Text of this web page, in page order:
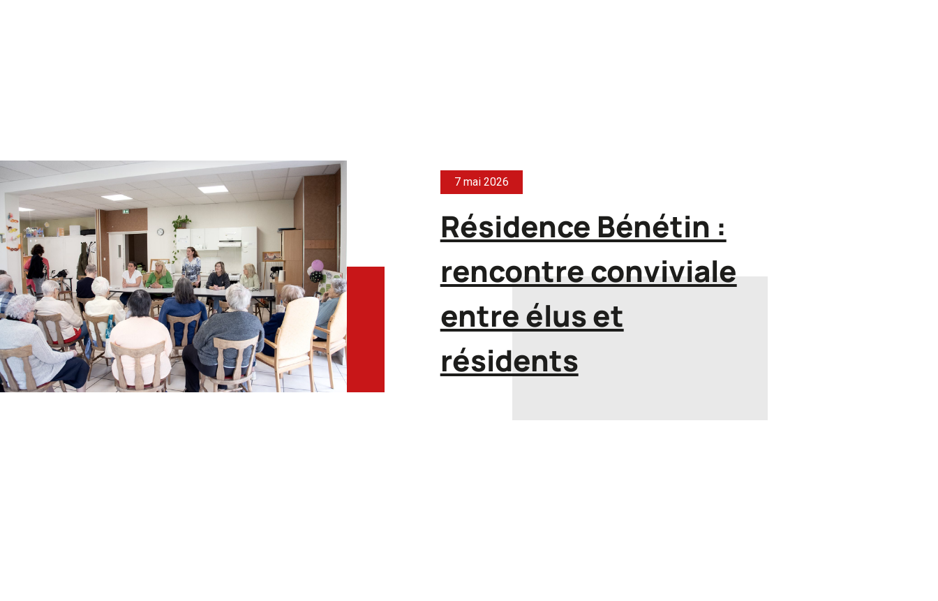
7 mai 2026
Résidence Bénétin :
rencontre conviviale
entre élus et
résidents